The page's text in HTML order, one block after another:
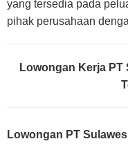
yang tersedia pada
pihak perusahaan
Lowongan Kerja PT
Lowongan PT